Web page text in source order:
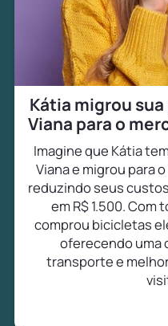
Kátia migrou
Viana para o
Imagine que Kátia
Viana e migrou para
reduzindo seus
em R$ 1.500. Com
comprou bicicletas
oferecendo uma
transporte e